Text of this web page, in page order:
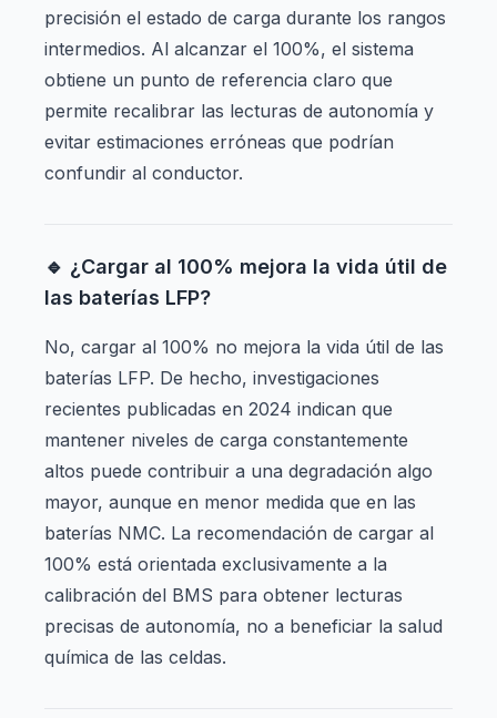
precisión el estado de carga durante los rangos
intermedios. Al alcanzar el 100%, el sistema
obtiene un punto de referencia claro que
permite recalibrar las lecturas de autonomía y
evitar estimaciones erróneas que podrían
confundir al conductor.
🔹 ¿Cargar al 100% mejora la vida útil de
las baterías LFP?
No, cargar al 100% no mejora la vida útil de las
baterías LFP. De hecho, investigaciones
recientes publicadas en 2024 indican que
mantener niveles de carga constantemente
altos puede contribuir a una degradación algo
mayor, aunque en menor medida que en las
baterías NMC. La recomendación de cargar al
100% está orientada exclusivamente a la
calibración del BMS para obtener lecturas
precisas de autonomía, no a beneficiar la salud
química de las celdas.